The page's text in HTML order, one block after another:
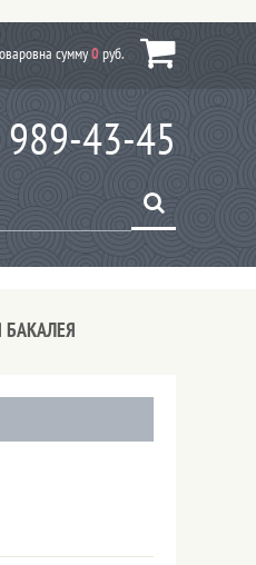
на сумму0руб.
989-43-45